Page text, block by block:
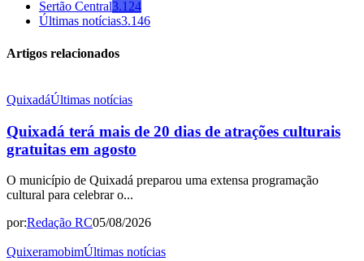
Sertão Central3.124
Últimas notícias3.146
Artigos relacionados
QuixadáÚltimas notícias
Quixadá terá mais de 20 dias de atrações culturais
gratuitas em agosto
O município de Quixadá preparou uma extensa programação
cultural para celebrar o...
por:Redação RC05/08/2026
QuixeramobimÚltimas notícias